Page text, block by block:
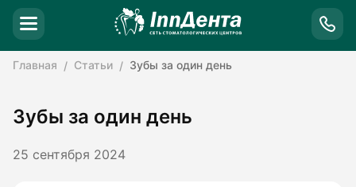
Главная Статьи Зубы за один день
Зубы за один день
25 сентября 2024